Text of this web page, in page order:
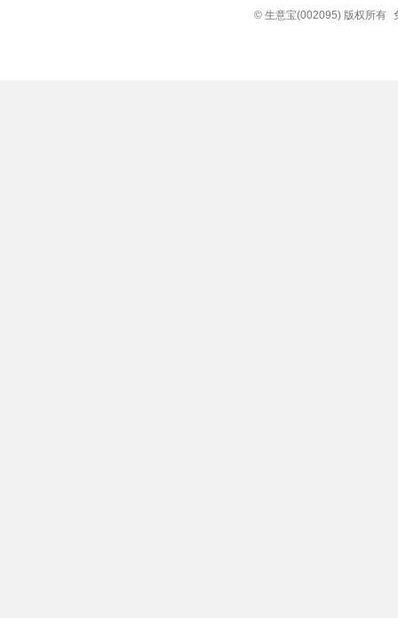
© 生意宝(002095) 版权所有